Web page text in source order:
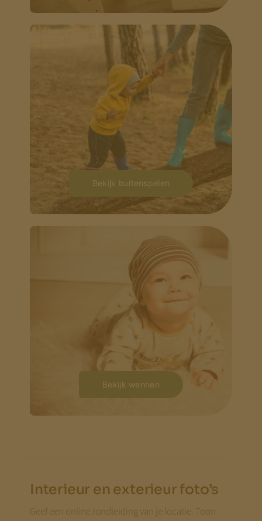
Bekijk buitenspelen
Bekijk wennen
Interieur en exterieur foto’s
Geef een online rondleiding van je locatie. Toon